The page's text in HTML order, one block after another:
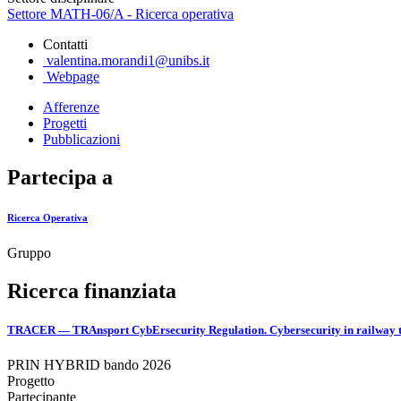
Settore MATH-06/A - Ricerca operativa
Contatti
valentina.morandi1@unibs.it
Webpage
Afferenze
Progetti
Pubblicazioni
Partecipa a
Ricerca Operativa
Gruppo
Ricerca finanziata
TRACER — TRAnsport CybErsecurity Regulation. Cybersecurity in
PRIN HYBRID bando 2026
Progetto
Partecipante